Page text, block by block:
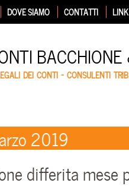
DOVE SIAMO CONTATTI LINK
DEI CONTI – CONSULENTI
2019
differita mese